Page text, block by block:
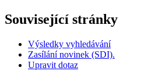
Související stránky
Výsledky vyhledávání
Zasílání novinek (SDI).
Upravit dotaz